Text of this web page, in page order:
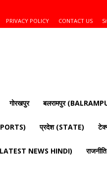
PRIVACY POLICY CONTACT US
गोरखपुर बलरामपुर
प्रदेश (STATE)
LATEST NEWS HINDI)